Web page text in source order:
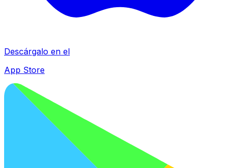
Descárgalo en el
App Store